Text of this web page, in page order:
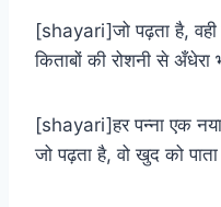
[shayari]जो पढ़ता है,
किताबों की रोशनी से
[shayari]हर पन्ना एक नया
जो पढ़ता है, वो खुद को